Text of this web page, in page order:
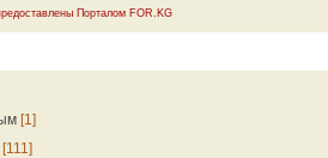
Порталом FOR.KG
[1]
[111]